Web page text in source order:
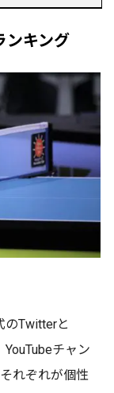
ンキング
のTwitterと
チャン
れぞれが個性